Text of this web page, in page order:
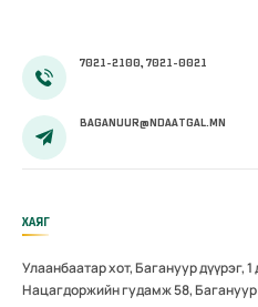
7021-2100, 7021-0021
BAGANUUR@NDAATGAL.MN
ХАЯГ
Улаанбаатар хот, Багануур дүүрэг,
Нацагдоржийн гудамж 58,